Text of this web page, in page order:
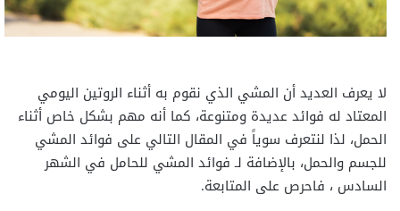
لا يعرف العديد أن المشي الذي نقوم به أثناء الروتين اليومي
المعتاد له فوائد عديدة ومتنوعة، كما أنه مهم بشكل خاص أثناء
الحمل، لذا لنتعرف سوياً في المقال التالي على فوائد المشي
للجسم والحمل، بالإضافة لـ فوائد المشي للحامل في الشهر
السادس ، فاحرص على المتابعة.